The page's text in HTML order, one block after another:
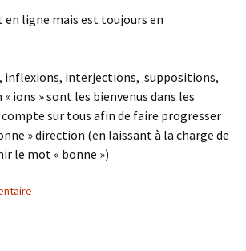
en ligne mais est toujours en
inflexions, interjections, suppositions,
ions » sont les bienvenus dans les
sur tous afin de faire progresser
» direction (en laissant à la charge de
le mot « bonne »)